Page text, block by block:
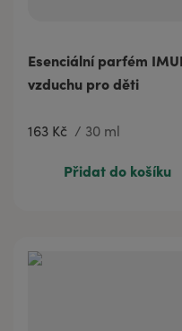
Esenciální parfém
vzduchu pro děti
163 Kč / 30 ml
60 Kč
3 ml
Přidat do košíku